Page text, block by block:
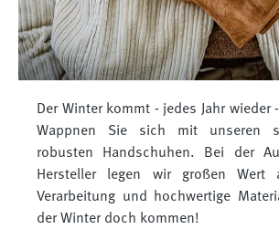
Der Winter kommt - jedes Jahr wieder
Wappnen Sie sich mit unseren
robusten Handschuhen. Bei der
Hersteller legen wir großen Wert
Verarbeitung und hochwertige
der Winter doch kommen!